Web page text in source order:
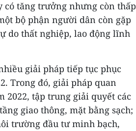
tăng trưởng nhưng còn thấp
bộ phận người dân còn gặp
do thất nghiệp, lao động lĩnh
giải pháp tiếp tục phục
Trong đó, giải pháp quan
2022, tập trung giải quyết các
giao thông, mặt bằng sạch;
trường đầu tư minh bạch,